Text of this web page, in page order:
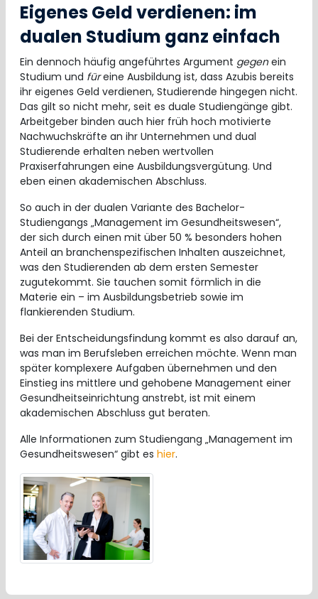
Eigenes Geld verdienen: im
dualen Studium ganz einfach
Ein dennoch häufig angeführtes Argument gegenein
Studium und füreine Ausbildung ist, dass Azubis bereits
ihr eigenes Geld verdienen, Studierende hingegen nicht.
Das gilt so nicht mehr, seit es duale Studiengänge gibt.
Arbeitgeber binden auch hier früh hoch motivierte
Nachwuchskräfte an ihr Unternehmen und dual
Studierende erhalten neben wertvollen
Praxiserfahrungen eine Ausbildungsvergütung. Und
eben einen akademischen Abschluss.
So auch in der dualen Variante des Bachelor-
Studiengangs „Management im Gesundheitswesen“,
der sich durch einen mit über 50 % besonders hohen
Anteil an branchenspezifischen Inhalten auszeichnet,
was den Studierenden ab dem ersten Semester
zugutekommt. Sie tauchen somit förmlich in die
Materie ein – im Ausbildungsbetrieb sowie im
flankierenden Studium.
Bei der Entscheidungsfindung kommt es also darauf an,
was man im Berufsleben erreichen möchte. Wenn man
später komplexere Aufgaben übernehmen und den
Einstieg ins mittlere und gehobene Management einer
Gesundheitseinrichtung anstrebt, ist mit einem
akademischen Abschluss gut beraten.
Alle Informationen zum Studiengang „Management im
Gesundheitswesen“ gibt es hier.